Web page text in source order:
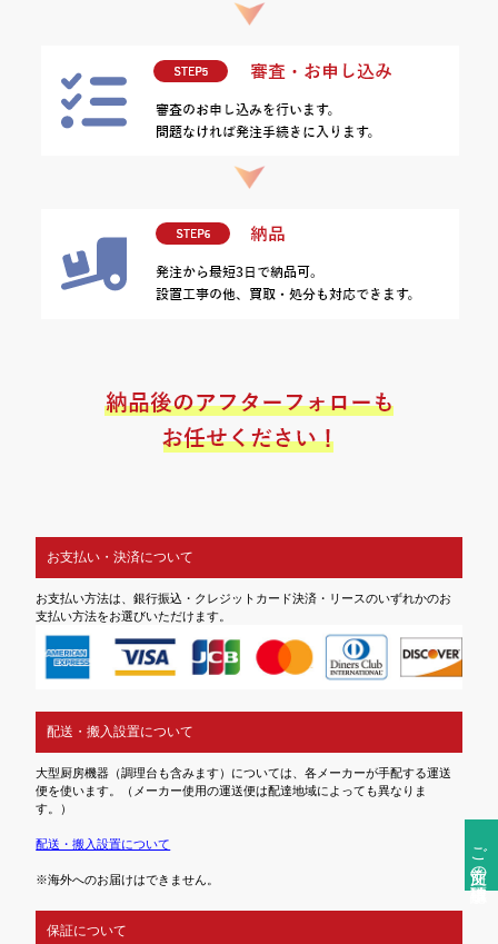
ご注文前の確認事項
お支払い・決済について
お支払い方法は、銀行振込・クレジットカード決済・リースのいずれかのお
支払い方法をお選びいただけます。
配送・搬入設置について
大型厨房機器（調理台も含みます）については、各メーカーが手配する運送
便を使います。（メーカー使用の運送便は配達地域によっても異なりま
す。）
配送・搬入設置について
※海外へのお届けはできません。
保証について